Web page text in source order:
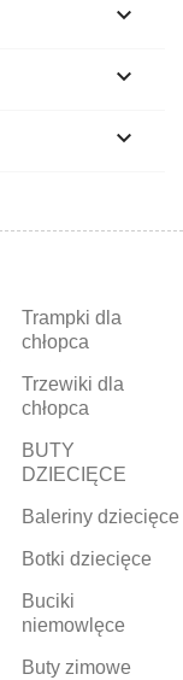



Trampki dla
chłopca
Trzewiki dla
chłopca
BUTY
DZIECIĘCE
Baleriny dziecięce
Botki dziecięce
Buciki
niemowlęce
Buty zimowe